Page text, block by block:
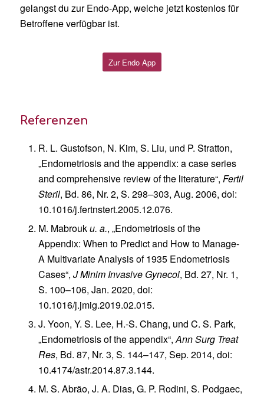
gelangst du zur Endo-App, welche jetzt kostenlos für
Betroffene verfügbar ist.
Zur Endo App
Referenzen
R. L. Gustofson, N. Kim, S. Liu, und P. Stratton,
„Endometriosis and the appendix: a case series
and comprehensive review of the literature“, Fertil
Steril, Bd. 86, Nr. 2, S. 298–303, Aug. 2006, doi:
10.1016/j.fertnstert.2005.12.076.
M. Mabrouku. a., „Endometriosis of the
Appendix: When to Predict and How to Manage-
A Multivariate Analysis of 1935 Endometriosis
Cases“, J Minim Invasive Gynecol, Bd. 27, Nr. 1,
S. 100–106, Jan. 2020, doi:
10.1016/j.jmig.2019.02.015.
J. Yoon, Y. S. Lee, H.-S. Chang, und C. S. Park,
„Endometriosis of the appendix“,Ann Surg Treat
Res, Bd. 87, Nr. 3, S. 144–147, Sep. 2014, doi:
10.4174/astr.2014.87.3.144.
M. S. Abrão, J. A. Dias, G. P. Rodini, S. Podgaec,